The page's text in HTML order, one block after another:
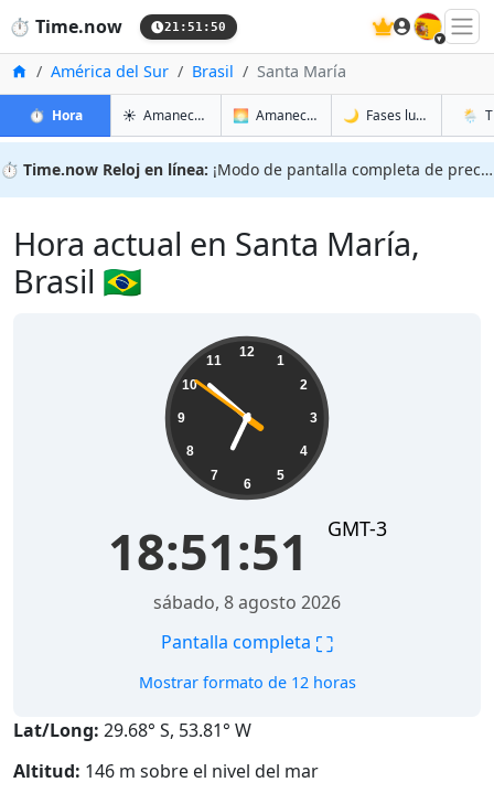
⏱️ Time.now 21:51:51 🇪🇸
InicioAmérica del Sur Brasil Santa María
⏱️ Horaen Santa María
☀️ Amanecer y atardecer en Santa María
🌅 Amanecer y atardecer mañana en
🌙 Fases lunares en
🌦️
⏱️ Time.now Reloj en línea: ¡Modo de pantalla completa de precisión!
Hora actual en Santa María,
Brasil 🇧🇷
12
1
2
3
4
5
6
7
8
9
10
11
18:51:51 GMT-3
sábado, 8 agosto 2026
Pantalla completa ⛶
Mostrar formato de 12 horas
Lat/Long: 29.68° S, 53.81° W
Altitud: 146 m sobre el nivel del mar